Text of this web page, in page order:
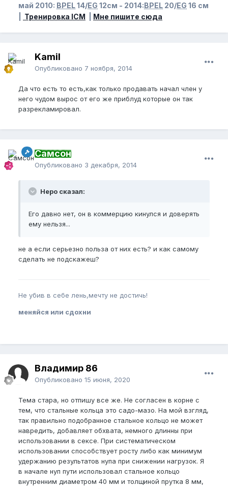
май 2010: BPEL14/EG 12см - 2014:BPEL 20/EG 16 см
Тренировка ICM Мне пишите сюда
Kamil
Опубликовано 7 ноября, 2014
Да что есть то есть,как только продавать начал член у
него чудом вырос от его же приблуд которые он так
разрекламировал.
Самсон
Опубликовано 3 декабря, 2014
Неро сказал:
Его давно нет, он в коммерцию кинулся и доверять
ему нельзя...
не а если серьезно польза от них есть? и как самому
сделать не подскажеш?
Не убив в себе лень,мечту не достичь!
меняйся или сдохни
Владимир 86
Опубликовано 15 июня, 2020
Тема стара, но отпишу все же. Не согласен в корне с
тем, что стальные кольца это садо-мазо. На мой взгляд,
так правильно подобранное стальное кольцо не может
навредить, добавляет обхвата, немного длинны при
использовании в сексе. При систематическом
использовании способствует росту либо как минимум
удержанию результатов нупа при снижении нагрузок. Я
в начале нуп пути использовал стальное кольцо
внутренним диаметром 40 мм и толщиной прутка 8 мм,